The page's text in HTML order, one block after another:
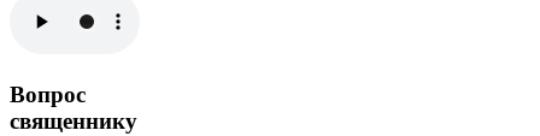
Вопрос
священнику